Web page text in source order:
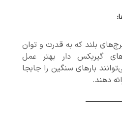
:
بلند که به قدرت و توان
گیربکس دار بهتر عمل
بارهای سنگین را جابجا
دهند.